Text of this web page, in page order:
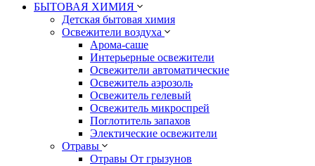
БЫТОВАЯ ХИМИЯ
Детская бытовая химия
Освежители воздуха
Арома-саше
Интерьерные освежители
Освежители автоматические
Освежитель аэрозоль
Освежитель гелевый
Освежитель микроспрей
Поглотитель запахов
Электические освежители
Отравы
Отравы От грызунов